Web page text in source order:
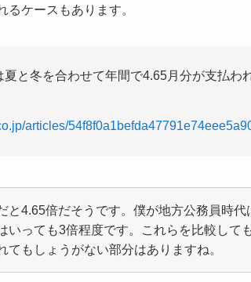
るケースもあります。
と冬を合わせて年間で4.65月分が支払わ
articles/
と4.65倍だそうです。僕が地方公務員時代
いっても3倍程度です。これらを比較して
てもしょうがない部分はありますね。